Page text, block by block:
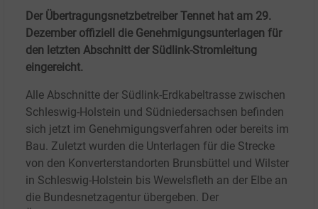
Der Übertragungsnetzbetreiber Tennet hat am 29.
Dezember offiziell die Genehmigungsunterlagen für
den letzten Abschnitt der Südlink-Stromleitung
eingereicht.
Alle Abschnitte der Südlink-Erdkabeltrasse zwischen
Schleswig-Holstein und Südniedersachsen befinden
sich jetzt im Genehmigungsverfahren oder bereits im
Bau. Zuletzt wurden die Unterlagen für die Strecke
von den Konverterstandorten Brunsbüttel und Wilster
in Schleswig-Holstein bis Wewelsfleth an der Elbe an
die Bundesnetzagentur übergeben. Der